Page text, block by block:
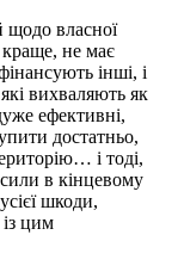
власної
краще, не має
інші, і
вихваляють як
ефективні,
достатньо,
і тоді,
в кінцевому
шкоди,
цим